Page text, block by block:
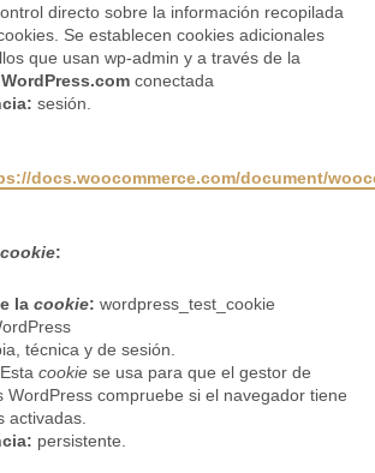
directo sobre la información recopilada
Se establecen cookies adicionales
que usan wp-admin y a través de la
WordPress.com conectada
sesión.
docs.woocommerce.com/document/
:
la cookie: wordpress_test_cookie
técnica y de sesión.
Esta cookie se usa para que el gestor de
WordPress compruebe si el navegador tiene
activadas.
persistente.